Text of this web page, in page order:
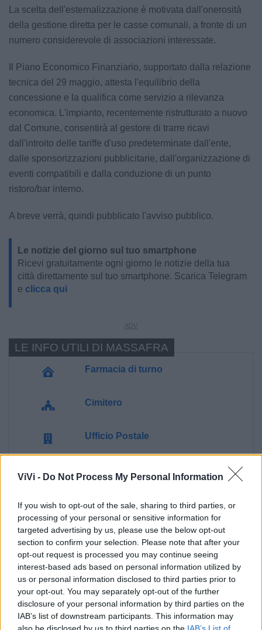
ViVi - Do Not Process My Personal Information
If you wish to opt-out of the sale, sharing to third parties, or
processing of your personal or sensitive information for
targeted advertising by us, please use the below opt-out
section to confirm your selection. Please note that after your
opt-out request is processed you may continue seeing
interest-based ads based on personal information utilized by
us or personal information disclosed to third parties prior to
your opt-out. You may separately opt-out of the further
disclosure of your personal information by third parties on the
IAB’s list of downstream participants. This information may
also be disclosed by us to third parties on the IAB’s List of
La scelta dell'esternalizzazione è motivata dall'onerosità
della gestione diretta per le casse comunali, a fronte di un
numero considerevole di associazioni interessate.
Il Piano Economico Finanziario, supportato dalla relazione
tecnica del 29 maggio, attesta l'equilibrio della
concessione e la qualifica come servizio a rilevanza
economica. L'impianto, recentemente ristrutturato a nuovo
dal Comune, consentirà al gestore di trarre ricavi
dall'introito delle tariffe d'uso predeterminate dall'ente,
dalle sponsorizzazioni pubblicitarie, dall'organizzazione di
eventi compatibili e dalla conduzione di un punto
ristoro/bar interno.
A breve verrà, quindi pubblicato l'avviso pubblico.
Le notizie del giorno sul tuo smartphone
Ricevi gratuitamente ogni giorno le notizie della tua
città direttamente sul tuo smartphone. Scarica Telegram
e clicca qui
Farmacia di turno
Cimitero
Ufficio Postale
Polizia Locale
Ecocentro e rifiuti
Pubblica illuminazione
LE INFO UTILI DI MASSAFRA